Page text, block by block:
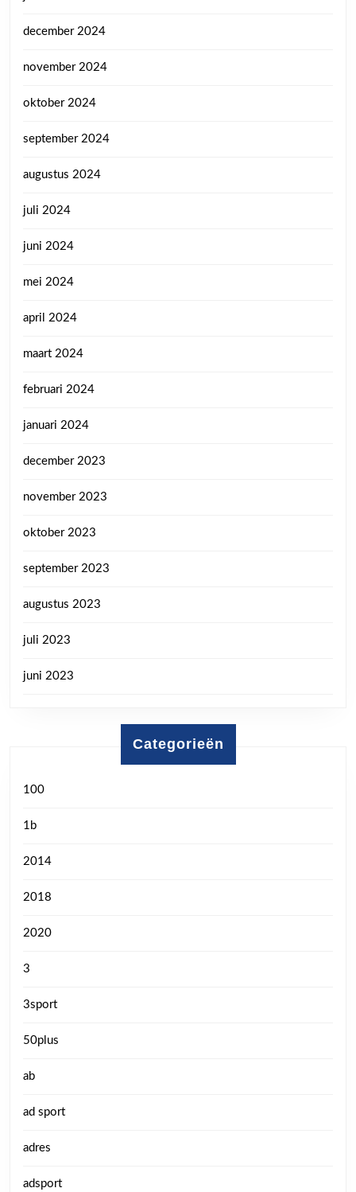
december 2024
november 2024
oktober 2024
september 2024
augustus 2024
juli 2024
juni 2024
mei 2024
april 2024
maart 2024
februari 2024
januari 2024
december 2023
november 2023
oktober 2023
september 2023
augustus 2023
juli 2023
juni 2023
Categorieën
100
1b
2014
2018
2020
3
3sport
50plus
ab
ad sport
adres
adsport